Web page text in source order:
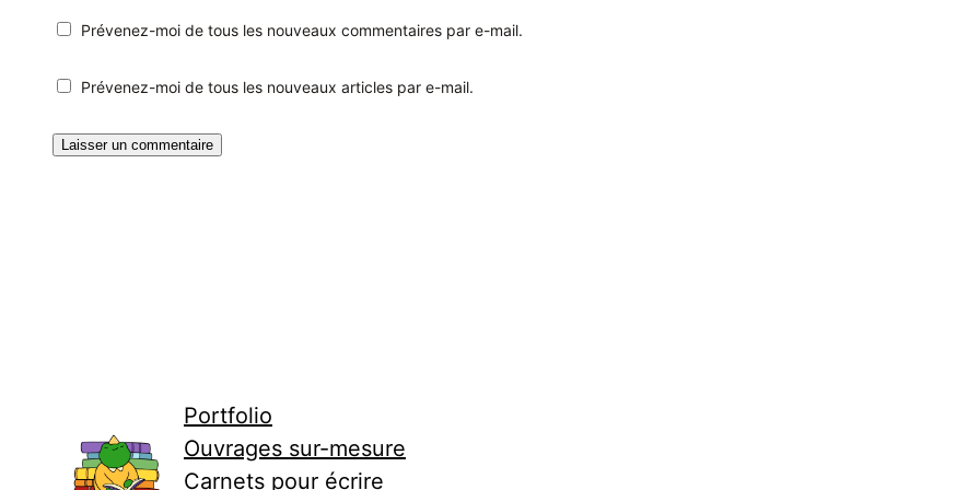
Prévenez-moi de tous les nouveaux commentaires par e-mail.
Prévenez-moi de tous les nouveaux articles par e-mail.
Portfolio
Ouvrages sur-mesure
Carnets pour écrire